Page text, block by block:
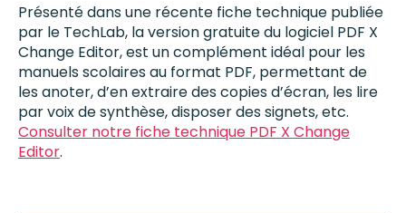
Présenté dans une récente fiche technique publiée
par le TechLab, la version gratuite du logiciel PDF X
Change Editor, est un complément idéal pour les
manuels scolaires au format PDF, permettant de
les anoter, d’en extraire des copies d’écran, les lire
par voix de synthèse, disposer des signets, etc.
Consulter notre fiche technique PDF X Change
Editor.